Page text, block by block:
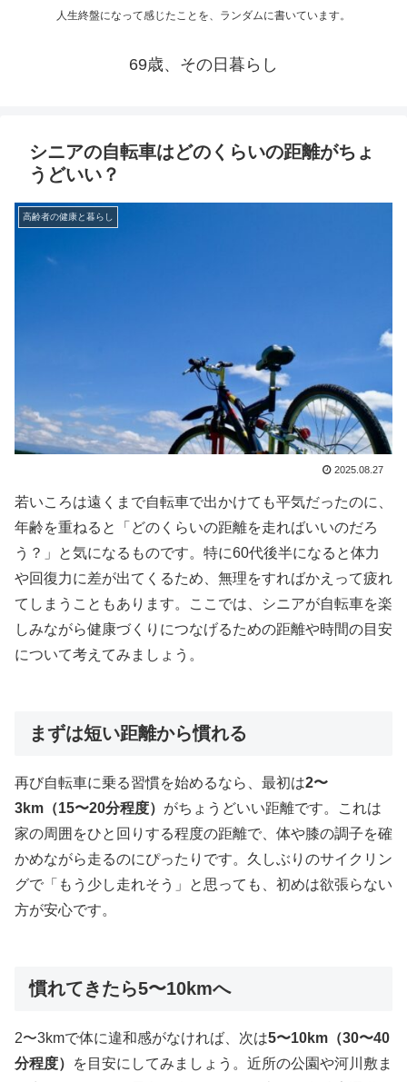
人生終盤になって感じたことを、ランダムに書いています。
69歳、その日暮らし
シニアの自転車はどのくらいの距離がちょ
うどいい？
高齢者の健康と暮らし
2025.08.27
若いころは遠くまで自転車で出かけても平気だったのに、
年齢を重ねると「どのくらいの距離を走ればいいのだろ
う？」と気になるものです。特に60代後半になると体力
や回復力に差が出てくるため、無理をすればかえって疲れ
てしまうこともあります。ここでは、シニアが自転車を楽
しみながら健康づくりにつなげるための距離や時間の目安
について考えてみましょう。
まずは短い距離から慣れる
再び自転車に乗る習慣を始めるなら、最初は2〜
3km（15〜20分程度） がちょうどいい距離です。これは
家の周囲をひと回りする程度の距離で、体や膝の調子を確
かめながら走るのにぴったりです。久しぶりのサイクリン
グで「もう少し走れそう」と思っても、初めは欲張らない
方が安心です。
慣れてきたら5〜10kmへ
2〜3kmで体に違和感がなければ、次は5〜10km（30〜40
分程度）
を目安にしてみましょう。近所の公園や河川敷ま